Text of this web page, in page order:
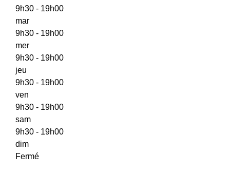
9h30 - 19h00
mar
9h30 - 19h00
mer
9h30 - 19h00
jeu
9h30 - 19h00
ven
9h30 - 19h00
sam
9h30 - 19h00
dim
Fermé